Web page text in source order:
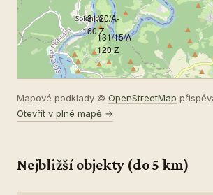
131/15/A-
120 Z
131/20/A-
160 Z
Mapové podklady © OpenStreetMap
Otevřít v plné mapě →
Nejbližší objekty (do 5 km)